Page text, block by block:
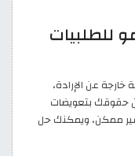
للطلبيات
عن الإرادة،
حقوقك بتعويضات
غير ممكن، ويمكنك حل